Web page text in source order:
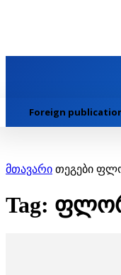
Foreign
მთავარი თეგები
Tag: